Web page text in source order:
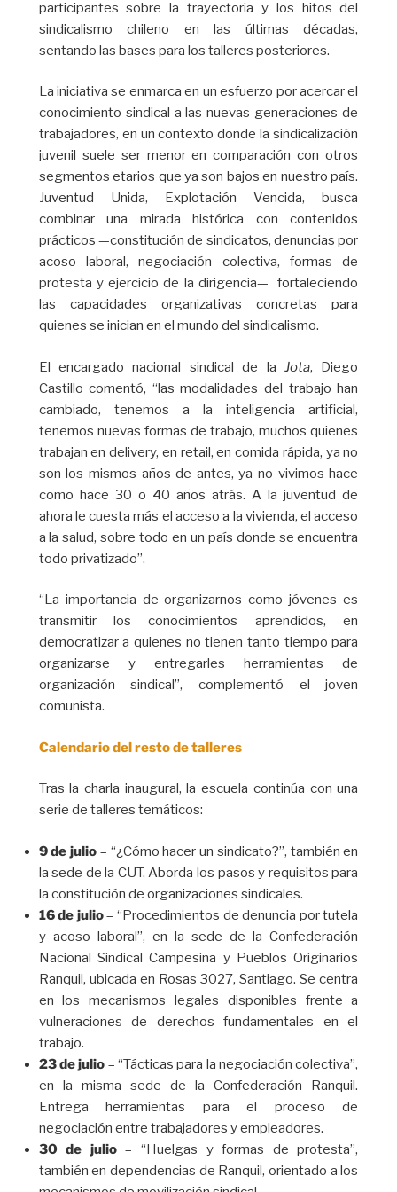
participantes sobre la trayectoria y los hitos del
sindicalismo chileno en las últimas décadas,
sentando las bases para los talleres posteriores.
La iniciativa se enmarca en un esfuerzo por acercar el
conocimiento sindical a las nuevas generaciones de
trabajadores, en un contexto donde la sindicalización
juvenil suele ser menor en comparación con otros
segmentos etarios que ya son bajos en nuestro país.
Juventud Unida, Explotación Vencida, busca
combinar una mirada histórica con contenidos
prácticos —constitución de sindicatos, denuncias por
acoso laboral, negociación colectiva, formas de
protesta y ejercicio de la dirigencia— fortaleciendo
las capacidades organizativas concretas para
quienes se inician en el mundo del sindicalismo.
El encargado nacional sindical de la Jota, Diego
Castillo comentó, “las modalidades del trabajo han
cambiado, tenemos a la inteligencia artificial,
tenemos nuevas formas de trabajo, muchos quienes
trabajan en delivery, en retail, en comida rápida, ya no
son los mismos años de antes, ya no vivimos hace
como hace 30 o 40 años atrás. A la juventud de
ahora le cuesta más el acceso a la vivienda, el acceso
a la salud, sobre todo en un país donde se encuentra
todo privatizado”.
“La importancia de organizarnos como jóvenes es
transmitir los conocimientos aprendidos, en
democratizar a quienes no tienen tanto tiempo para
organizarse y entregarles herramientas de
organización sindical”, complementó el joven
comunista.
Calendario del resto de talleres
Tras la charla inaugural, la escuela continúa con una
serie de talleres temáticos:
9 de julio – “¿Cómo hacer un sindicato?”, también en
la sede de la CUT. Aborda los pasos y requisitos para
la constitución de organizaciones sindicales.
16 de julio– “Procedimientos de denuncia por tutela
y acoso laboral”, en la sede de la Confederación
Nacional Sindical Campesina y Pueblos Originarios
Ranquil, ubicada en Rosas 3027, Santiago. Se centra
en los mecanismos legales disponibles frente a
vulneraciones de derechos fundamentales en el
trabajo.
23 de julio – “Tácticas para la negociación colectiva”,
en la misma sede de la Confederación Ranquil.
Entrega herramientas para el proceso de
negociación entre trabajadores y empleadores.
30 de julio– “Huelgas y formas de protesta”,
también en dependencias de Ranquil, orientado a los